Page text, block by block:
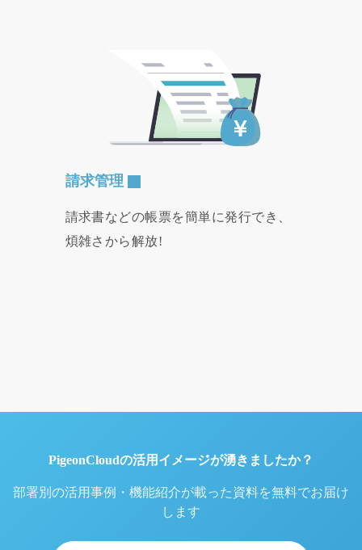
請求管理
請求書などの帳票を簡単に発行でき、
煩雑さから解放!
PigeonCloudの活用イメージが湧きましたか？
部署別の活用事例・機能紹介が載った資料を無料でお届け
します